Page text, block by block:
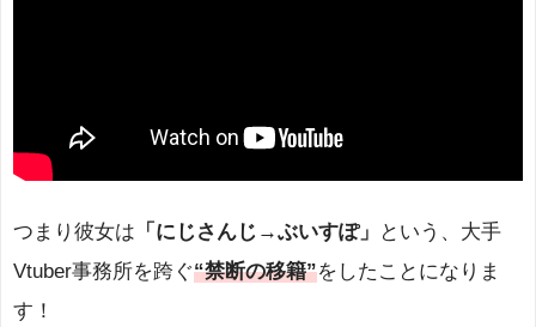
つまり彼女は 「にじさんじ→ぶいすぽ」
という、大手
Vtuber事務所を跨ぐ“禁断の移籍”をしたことになりま
す！